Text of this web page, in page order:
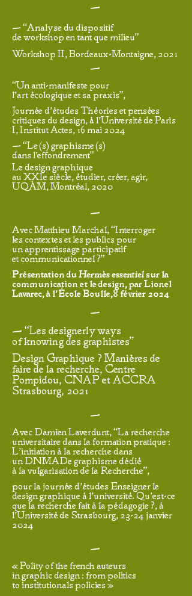
—
— “Analyse du dispositif
de workshop en tant que milieu"
Workshop II, Bordeaux-Montaigne, 2021
—
“Un anti-manifeste pour
l’art écologique et sa praxis”,
Journée d’études Théories et pensées
critiques du design, à l’Université de Paris
I, Institut Actes, 16 mai 2024
— “Le(s) graphisme(s)
dans l'effondrement"
Le design graphique
au XXIe siècle, étudier, créer, agir,
UQÀM, Montréal, 2020
—
Avec Matthieu Marchal, “Interroger
les contextes et les publics pour
un apprentissage participatif
et communicationnel ?”
Présentation duHermès essentielsur la
communication et le design, par Lionel
Lavarec, à l’École Boulle,8 février 2024
—
— “Les designerly ways
of knowing des graphistes"
Design Graphique ? Manières de
faire de la recherche, Centre
Pompidou, CNAP et ACCRA
Strasbourg, 2021
—
Avec Damien Laverdunt, “La recherche
universitaire dans la formation pratique :
L’initiation à la recherche dans
un DNMADe graphisme dédié
à la vulgarisation de la Recherche”,
pour la journée d’études Enseigner le
design graphique à l’université. Qu’est-ce
que la recherche fait à la pédagogie ?, à
l’Université de Strasbourg, 23-24 janvier
2024
—
« Polity of the french auteurs
in graphic design : from politics
to institutionals policies »